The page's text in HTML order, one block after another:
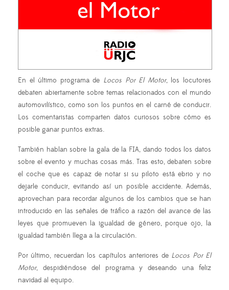
En el último programa de Locos Por El Motor, los locutores
debaten abiertamente sobre temas relacionados con el mundo
automovilístico, como son los puntos en el carné de conducir.
Los comentaristas comparten datos curiosos sobre cómo es
posible ganar puntos extras.
También hablan sobre la gala de la FIA, dando todos los datos
sobre el evento y muchas cosas más. Tras esto, debaten sobre
el coche que es capaz de notar si su piloto está ebrio y no
dejarle conducir, evitando así un posible accidente. Además,
aprovechan para recordar algunos de los cambios que se han
introducido en las señales de tráfico a razón del avance de las
leyes que promueven la igualdad de género, porque ojo, la
igualdad también llega a la circulación.
Por último, recuerdan los capítulos anteriores de Locos Por El
Motor, despidiéndose del programa y deseando una feliz
navidad al equipo.